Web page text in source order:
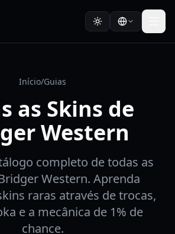
Início/Guias
as Skins de
Western
completo de todas as
Western. Aprenda
raras através de trocas,
e a mecânica de 1% de
chance.